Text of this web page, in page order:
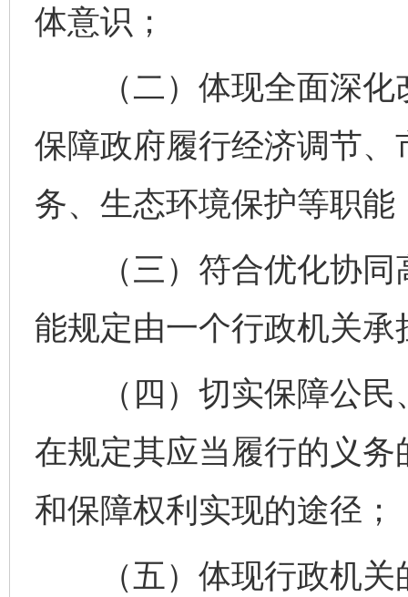
体意识；
（二）体现全面深化
保障政府履行经济调节
务、生态环境保护等职能
（三）符合优化协同
能规定由一个行政机关
（四）切实保障公民
在规定其应当履行的义
和保障权利实现的途径；
（五）体现行政机关